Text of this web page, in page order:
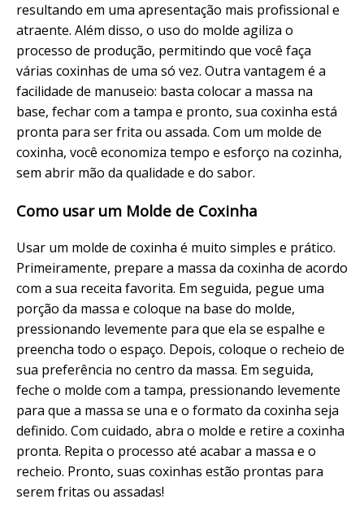
resultando em uma apresentação mais profissional e
atraente. Além disso, o uso do molde agiliza o
processo de produção, permitindo que você faça
várias coxinhas de uma só vez. Outra vantagem é a
facilidade de manuseio: basta colocar a massa na
base, fechar com a tampa e pronto, sua coxinha está
pronta para ser frita ou assada. Com um molde de
coxinha, você economiza tempo e esforço na cozinha,
sem abrir mão da qualidade e do sabor.
Como usar um Molde de Coxinha
Usar um molde de coxinha é muito simples e prático.
Primeiramente, prepare a massa da coxinha de acordo
com a sua receita favorita. Em seguida, pegue uma
porção da massa e coloque na base do molde,
pressionando levemente para que ela se espalhe e
preencha todo o espaço. Depois, coloque o recheio de
sua preferência no centro da massa. Em seguida,
feche o molde com a tampa, pressionando levemente
para que a massa se una e o formato da coxinha seja
definido. Com cuidado, abra o molde e retire a coxinha
pronta. Repita o processo até acabar a massa e o
recheio. Pronto, suas coxinhas estão prontas para
serem fritas ou assadas!